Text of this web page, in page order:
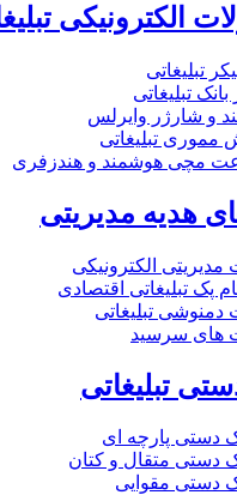
الکترونیکی
تبلیغاتی
بانک تبلیغاتی
و شارژر وایرلس
مموری تبلیغاتی
مچی هوشمند و هندزفری
هدیه مدیریتی
الکترونیکی
پک تبلیغاتی اقتصادی
تبلیغاتی
های سرسید
تبلیغاتی
دستی پارچه ای
دستی متقال و کتان
دستی مقوایی